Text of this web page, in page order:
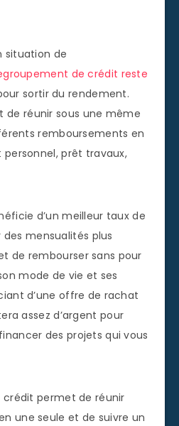
situation de
de crédit reste
sortir du rendement.
réunir sous une même
remboursements en
prêt travaux,
d’un meilleur taux de
mensualités plus
de rembourser sans pour
mode de vie et ses
d’une offre de rachat
assez d’argent pour
des projets qui vous
crédit permet de réunir
une seule et de suivre un